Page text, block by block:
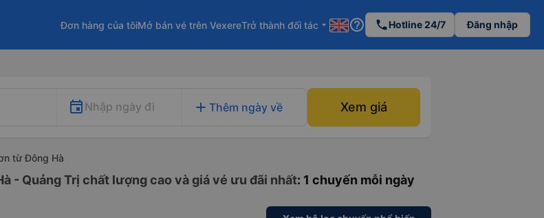
Đơn hàng của tôiMở bán vé trên VexereTrở thành đối tác arrow_drop_down help_outline phoneHotline 24/7 Đăng nhập
Nhập ngày đi add Thêm ngày về Xem giá
từ Đông Hà
- Quảng Trị chất lượng cao và giá vé ưu đãi nhất: 1 chuyến mỗi ngày